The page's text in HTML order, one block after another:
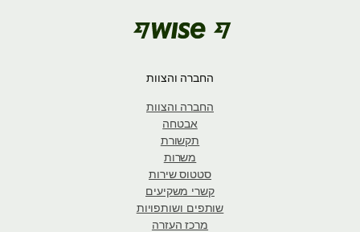
החברה והצוות
החברה והצוות
אבטחה
תקשורת
משרות
סטטוס שירות
קשרי משקיעים
שותפים ושותפויות
מרכז העזרה